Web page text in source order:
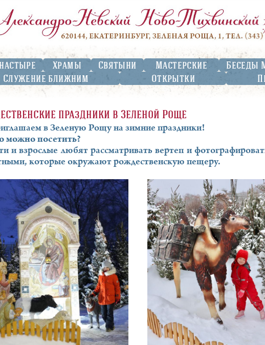
Храмы Святыни Мастерские Беседы
Служение ближним
Открытки
праздники в Зеленой Роще
в Зеленую Рощу на зимние праздники!
можно посетить?
и взрослые любят рассматривать вертеп и
которые окружают рождественскую пещеру.